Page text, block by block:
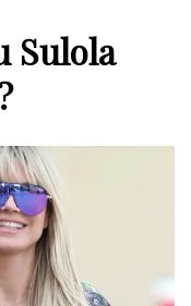
Sulola